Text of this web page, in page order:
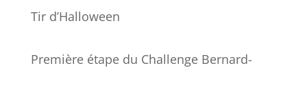
Tir d’Halloween
Première étape du Challenge Bernard-